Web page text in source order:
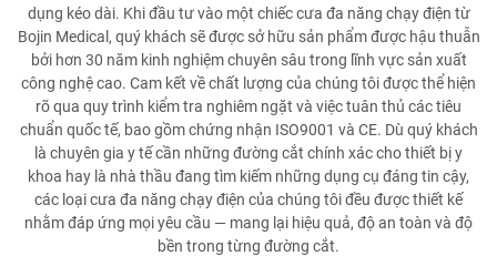
dụng kéo dài. Khi đầu tư vào một chiếc cưa đa năng chạy điện từ
Bojin Medical, quý khách sẽ được sở hữu sản phẩm được hậu thuẫn
bởi hơn 30 năm kinh nghiệm chuyên sâu trong lĩnh vực sản xuất
công nghệ cao. Cam kết về chất lượng của chúng tôi được thể hiện
rõ qua quy trình kiểm tra nghiêm ngặt và việc tuân thủ các tiêu
chuẩn quốc tế, bao gồm chứng nhận ISO9001 và CE. Dù quý khách
là chuyên gia y tế cần những đường cắt chính xác cho thiết bị y
khoa hay là nhà thầu đang tìm kiếm những dụng cụ đáng tin cậy,
các loại cưa đa năng chạy điện của chúng tôi đều được thiết kế
nhằm đáp ứng mọi yêu cầu — mang lại hiệu quả, độ an toàn và độ
bền trong từng đường cắt.